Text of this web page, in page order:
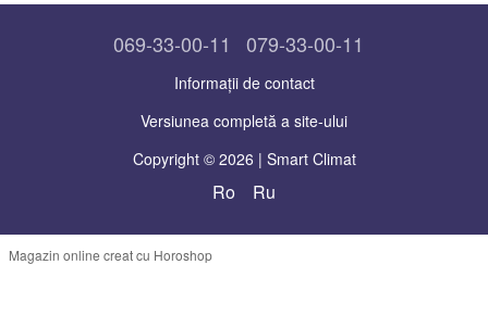
069-33-00-11 079-33-00-11
Informații de contact
Versiunea completă a site-ului
Copyright © 2026 | Smart Climat
Ro Ru
Magazin online creat cu Horoshop